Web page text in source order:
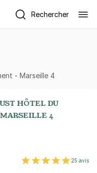
Rechercher
- Marseille 4
HÔTEL DU
4
25 avis